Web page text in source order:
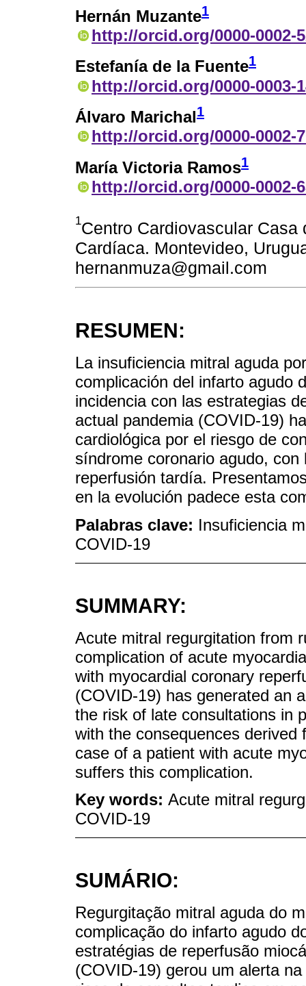
Hernán Muzante1
http://orcid.org/0000-0002-
Estefanía de la Fuente1
http://orcid.org/0000-0003-
Álvaro Marichal1
http://orcid.org/0000-0002-
María Victoria Ramos1
http://orcid.org/0000-0002-
1Centro Cardiovascular
Cardíaca. Montevideo,
hernanmuza@gmail.com
RESUMEN:
La insuficiencia mitral aguda
complicación del infarto agudo
incidencia con las estrategias
actual pandemia (COVID-19)
cardiológica por el riesgo de
síndrome coronario agudo,
reperfusión tardía.
en la evolución padece esta
Palabras clave: Insuficiencia
COVID-19
SUMMARY:
Acute mitral regurgitation from
complication of acute
with myocardial coronary
(COVID-19) has generated an
the risk of late consultations in
with the consequences
case of a patient with acute
suffers this complication.
Key words: Acute mitral
COVID-19
SUMÁRIO:
Regurgitação mitral aguda do
complicação do infarto agudo
estratégias de reperfusão
(COVID-19) gerou um alerta